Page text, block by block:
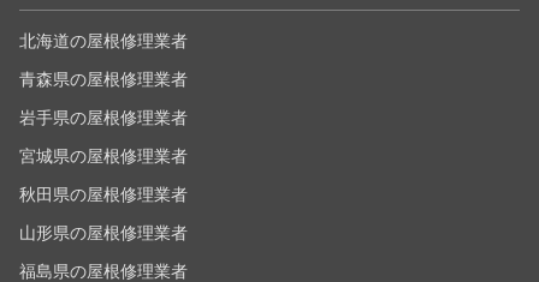
北海道の屋根修理業者
青森県の屋根修理業者
岩手県の屋根修理業者
宮城県の屋根修理業者
秋田県の屋根修理業者
山形県の屋根修理業者
福島県の屋根修理業者